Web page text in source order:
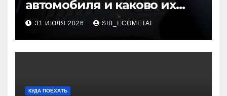
автомобиля и каково их
основное назначение
31 ИЮЛЯ 2026 SIB_ECOMETAL
КУДА ПОЕХАТЬ